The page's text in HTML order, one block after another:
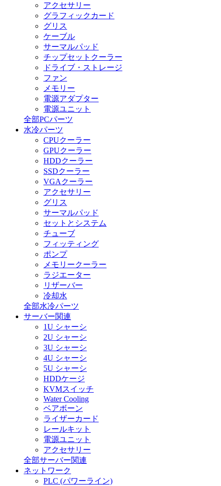
アクセサリー
グラフィックカード
グリス
ケーブル
サーマルパッド
チップセットクーラー
ドライブ・ストレージ
ファン
メモリー
電源アダプター
電源ユニット
全部PCパーツ
水冷パーツ
CPUクーラー
GPUクーラー
HDDクーラー
SSDクーラー
VGAクーラー
アクセサリー
グリス
サーマルパッド
セットとシステム
チューブ
フィッティング
ポンプ
メモリークーラー
ラジエーター
リザーバー
冷却水
全部水冷パーツ
サーバー関連
1U シャーシ
2U シャーシ
3U シャーシ
4U シャーシ
5U シャーシ
HDDケージ
KVMスイッチ
Water Cooling
ベアボーン
ライザーカード
レールキット
電源ユニット
アクセサリー
全部サーバー関連
ネットワーク
PLC (パワーライン)